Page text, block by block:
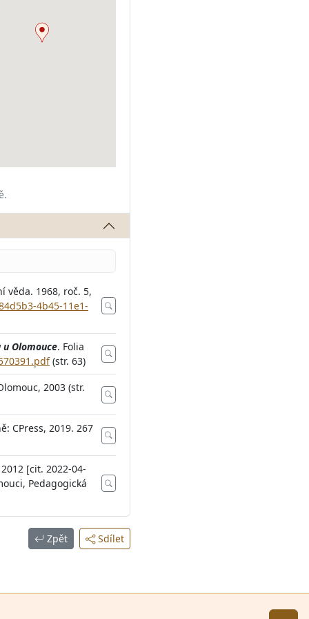
věda. 1968, roč. 5,
4b45-11e1-
Olomouce. Folia
(str. 63)
2003 (str.
CPress, 2019. 267
[cit. 2022-04-
Pedagogická
Zpět Sdílet